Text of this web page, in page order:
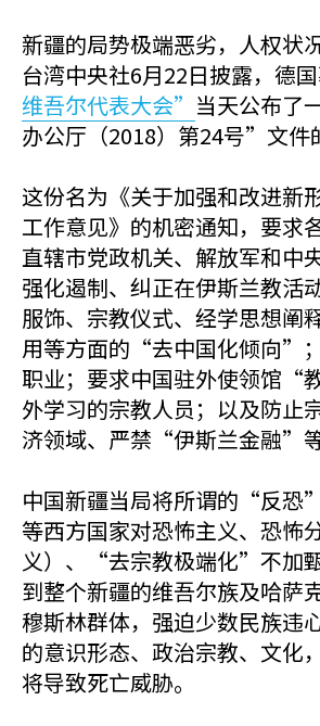
新疆的局势极端恶劣，人权状
台湾中央社6月22日披露，德
维吾尔代表大会” 当天公布了
办公厅（2018）第24号”文件
这份名为《关于加强和改进新
工作意见》的机密通知，要求
直辖市党政机关、解放军和中
强化遏制、纠正在伊斯兰教活
服饰、宗教仪式、经学思想阐
用等方面的“去中国化倾向”
职业；要求中国驻外使领馆“
外学习的宗教人员；以及防止
济领域、严禁“伊斯兰金融”等
中国新疆当局将所谓的“反恐
等西方国家对恐怖主义、恐怖
义）、“去宗教极端化”不加
到整个新疆的维吾尔族及哈萨
穆斯林群体，强迫少数民族违
的意识形态、政治宗教、文化
将导致死亡威胁。